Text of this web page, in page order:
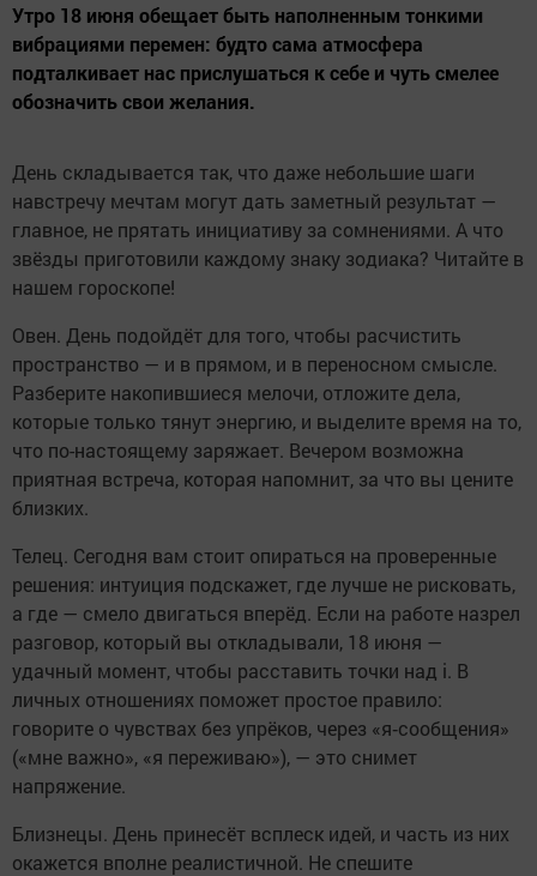
Утро 18 июня обещает быть наполненным тонкими
вибрациями перемен: будто сама атмосфера
подталкивает нас прислушаться к себе и чуть смелее
обозначить свои желания.
День складывается так, что даже небольшие шаги
навстречу мечтам могут дать заметный результат —
главное, не прятать инициативу за сомнениями. А что
звёзды приготовили каждому знаку зодиака? Читайте в
нашем гороскопе!
Овен. День подойдёт для того, чтобы расчистить
пространство — и в прямом, и в переносном смысле.
Разберите накопившиеся мелочи, отложите дела,
которые только тянут энергию, и выделите время на то,
что по-настоящему заряжает. Вечером возможна
приятная встреча, которая напомнит, за что вы цените
близких.
Телец. Сегодня вам стоит опираться на проверенные
решения: интуиция подскажет, где лучше не рисковать,
а где — смело двигаться вперёд. Если на работе назрел
разговор, который вы откладывали, 18 июня —
удачный момент, чтобы расставить точки над i. В
личных отношениях поможет простое правило:
говорите о чувствах без упрёков, через «я‑сообщения»
(«мне важно», «я переживаю»), — это снимет
напряжение.
Близнецы. День принесёт всплеск идей, и часть из них
окажется вполне реалистичной. Не спешите